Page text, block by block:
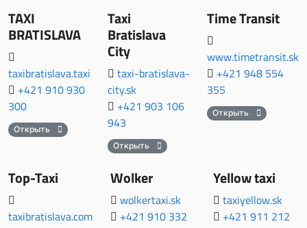
TAXI
BRATISLAVA
taxibratislava.taxi
+421 910 930
300
Открыть
Taxi
Bratislava
City
taxi-bratislava-
city.sk
+421 903 106
943
Открыть
Time Transit
www.timetransit.sk
+421 948 554
355
Открыть
Top-Taxi
taxibratislava.com
Wolker
wolkertaxi.sk
+421 910 332
Yellow taxi
taxiyellow.sk
+421 911 212